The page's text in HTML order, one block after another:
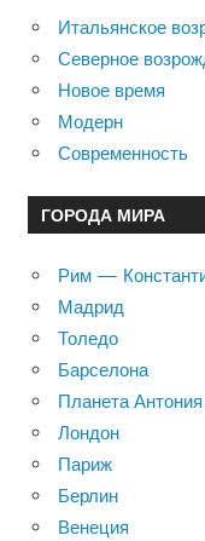
Итальянское
Северное
Новое время
Модерн
Современность
ГОРОДА МИРА
Рим —
Мадрид
Толедо
Барселона
Планета
Лондон
Париж
Берлин
Венеция